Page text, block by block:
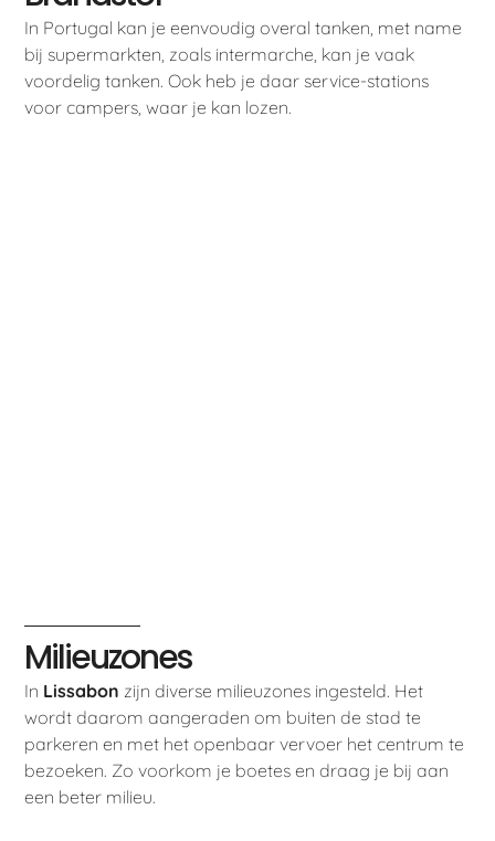
In Portugal kan je eenvoudig overal tanken, met name
bij supermarkten, zoals intermarche, kan je vaak
voordelig tanken. Ook heb je daar service-stations
voor campers, waar je kan lozen.
Milieuzones
In Lissabon zijn diverse milieuzones ingesteld. Het
wordt daarom aangeraden om buiten de stad te
parkeren en met het openbaar vervoer het centrum te
bezoeken. Zo voorkom je boetes en draag je bij aan
een beter milieu.